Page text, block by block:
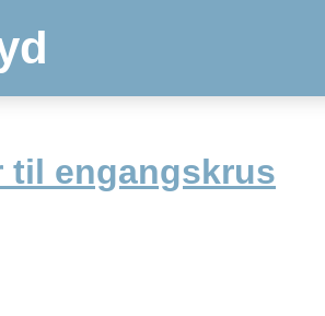
til engangskrus